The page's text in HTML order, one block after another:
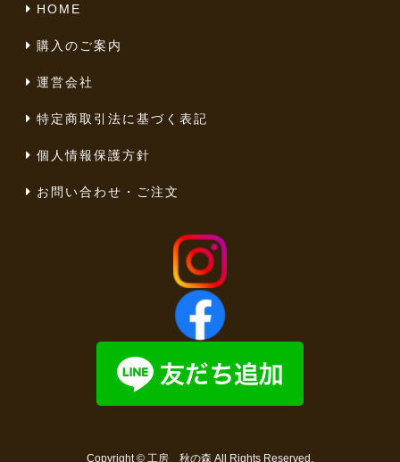
HOME
購入のご案内
運営会社
特定商取引法に基づく表記
個人情報保護方針
お問い合わせ・ご注文
Copyright © 工房 秋の森 All Rights Reserved.